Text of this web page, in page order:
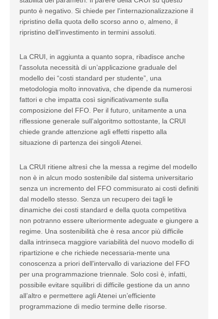
punto è negativo. Si chiede per l'internazionalizzazione il
ripristino della quota dello scorso anno o, almeno, il
ripristino dell’investimento in termini assoluti.
La CRUI, in aggiunta a quanto sopra, ribadisce anche
l'assoluta necessità di un’applicazione graduale del
modello dei “costi standard per studente”, una
metodologia molto innovativa, che dipende da numerosi
fattori e che impatta così significativamente sulla
composizione del FFO. Per il futuro, unitamente a una
riflessione generale sull’algoritmo sottostante, la CRUI
chiede grande attenzione agli effetti rispetto alla
situazione di partenza dei singoli Atenei.
La CRUI ritiene altresì che la messa a regime del modello
non è in alcun modo sostenibile dal sistema universitario
senza un incremento del FFO commisurato ai costi definiti
dal modello stesso. Senza un recupero dei tagli le
dinamiche dei costi standard e della quota competitiva
non potranno essere ulteriormente adeguate e giungere a
regime. Una sostenibilità che è resa ancor più difficile
dalla intrinseca maggiore variabilità del nuovo modello di
ripartizione e che richiede necessaria-mente una
conoscenza a priori dell'intervallo di variazione del FFO
per una programmazione triennale. Solo così è, infatti,
possibile evitare squilibri di difficile gestione da un anno
all’altro e permettere agli Atenei un’efficiente
programmazione di medio termine delle risorse.